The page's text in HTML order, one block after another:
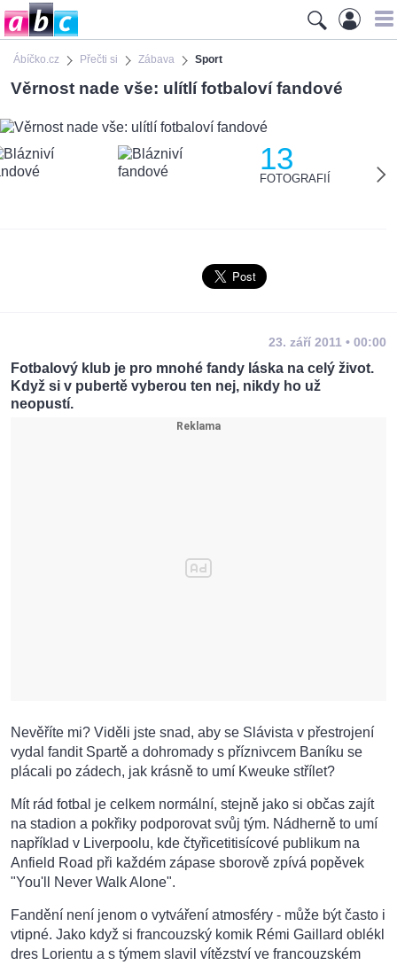
Ábíčko.cz Přečti si Zábava Sport
Věrnost nade vše: ulítlí fotbaloví fandové
13
FOTOGRAFIÍ
23. září 2011 • 00:00
Fotbalový klub je pro mnohé fandy láska na celý život.
Když si v pubertě vyberou ten nej, nikdy ho už
neopustí.
Nevěříte mi? Viděli jste snad, aby se Slávista v přestrojení
vydal fandit Spartě a dohromady s příznivcem Baníku se
plácali po zádech, jak krásně to umí Kweuke střílet?
Mít rád fotbal je celkem normální, stejně jako si občas zajít
na stadion a pokřiky podporovat svůj tým. Nádherně to umí
například v Liverpoolu, kde čtyřicetitisícové publikum na
Anfield Road při každém zápase sborově zpívá popěvek
"You'll Never Walk Alone".
Fandění není jenom o vytváření atmosféry - může být často i
vtipné. Jako když si francouzský komik Rémi Gaillard oblékl
dres Lorientu a s týmem slavil vítězství ve francouzském